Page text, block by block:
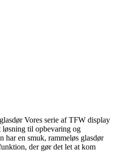
Vores serie af TFW display
løsning til opbevaring og
en smuk, rammeløs glasdør
der gør det let at kom